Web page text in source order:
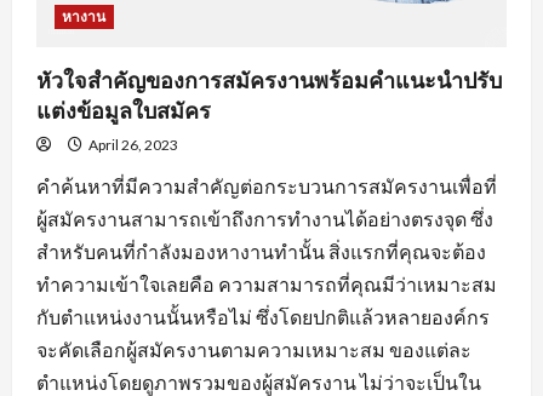
หางาน
หัวใจสำคัญของการสมัครงานพร้อมคำแนะนำปรับ
แต่งข้อมูลใบสมัคร
April 26, 2023
คำค้นหาที่มีความสำคัญต่อกระบวนการสมัครงานเพื่อที่
ผู้สมัครงานสามารถเข้าถึงการทำงานได้อย่างตรงจุด ซึ่ง
สำหรับคนที่กำลังมองหางานทำนั้น สิ่งแรกที่คุณจะต้อง
ทำความเข้าใจเลยคือ ความสามารถที่คุณมีว่าเหมาะสม
กับตำแหน่งงานนั้นหรือไม่ ซึ่งโดยปกติแล้วหลายองค์กร
จะคัดเลือกผู้สมัครงานตามความเหมาะสม ของแต่ละ
ตำแหน่งโดยดูภาพรวมของผู้สมัครงาน ไม่ว่าจะเป็นใน